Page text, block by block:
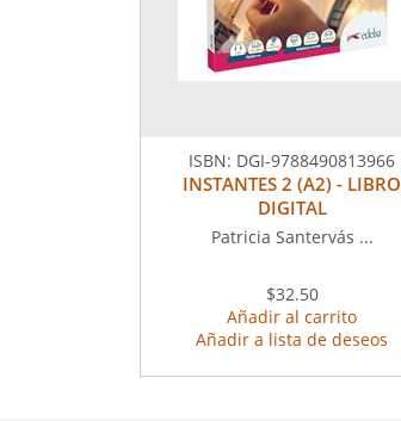
ISBN: DGI-9788490813966
INSTANTES 2 (A2) - LIBRO
DIGITAL
Patricia Santervás ...
$32.50
Añadir al carrito
Añadir a lista de deseos